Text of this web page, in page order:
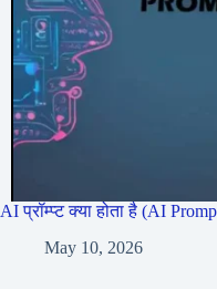
AI प्रॉम्प्ट क्या होता है (AI
May 10, 2026